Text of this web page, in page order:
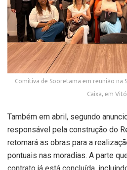
Comitiva de Sooretama em reunião na
Caixa, em
Também em abril, segundo
responsável pela construção do
retomará as obras para a
pontuais nas moradias. A parte